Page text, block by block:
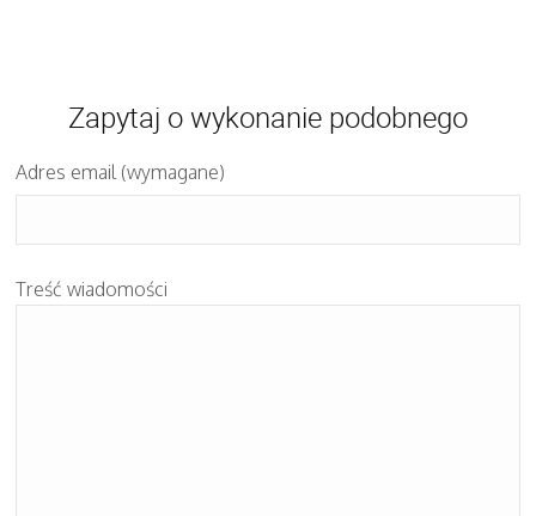
Zapytaj o wykonanie podobnego
Adres email (wymagane)
Treść wiadomości